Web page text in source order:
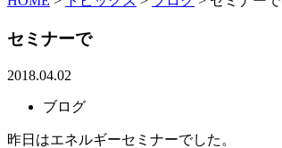
セミナーで
2018.04.02
ブログ
昨日はエネルギーセミナーでした。